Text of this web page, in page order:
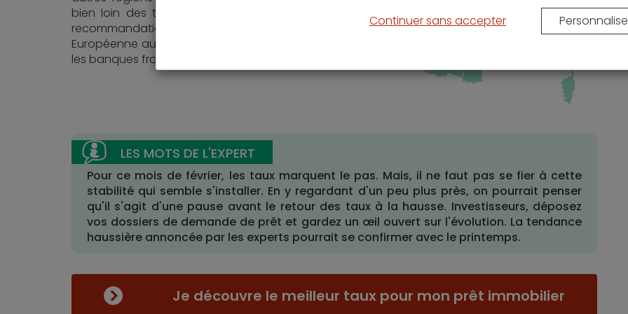
bien loin des taux affichés l'été dernier. Les
recommandations de la Banque Centrale
Européenne auraient-elles été entendues par
les banques françaises ?
Pour ce mois de février, les taux marquent le pas. Mais, il ne faut pas se fier à cette
stabilité qui semble s'installer. En y regardant d'un peu plus près, on pourrait penser
qu'il s'agit d'une pause avant le retour des taux à la hausse. Investisseurs, déposez
vos dossiers de demande de prêt et gardez un œil ouvert sur l'évolution. La tendance
haussière annoncée par les experts pourrait se confirmer avec le printemps.
Je découvre le meilleur taux pour mon prêt immobilier
Continuer sans accepter